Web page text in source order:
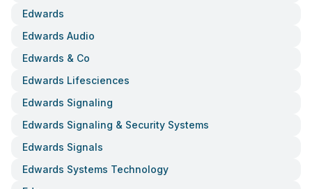
Edwards
Edwards Audio
Edwards & Co
Edwards Lifesciences
Edwards Signaling
Edwards Signaling & Security Systems
Edwards Signals
Edwards Systems Technology